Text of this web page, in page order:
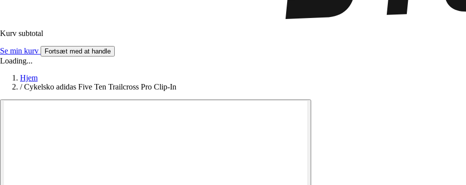
Kurv subtotal
Se min kurv Fortsæt med at handle
Loading...
Hjem
/ Cykelsko adidas Five Ten Trailcross Pro Clip-In